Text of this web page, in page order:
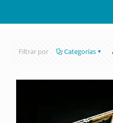
Filtrar por Categorías